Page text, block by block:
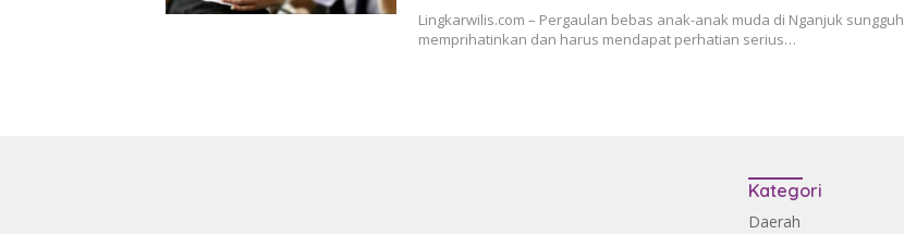
Lingkarwilis.com – Pergaulan bebas anak-anak muda di Nganjuk sungguh
memprihatinkan dan harus mendapat perhatian serius…
Kategori
Daerah